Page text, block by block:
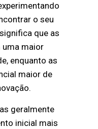
o seu
que as
maior
enquanto as
maior de
geralmente
inicial mais